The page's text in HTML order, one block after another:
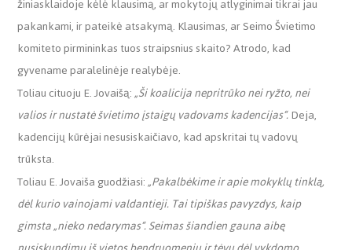
žiniasklaidoje kėlė klausimą, ar mokytojų atlyginimai tikrai jau
pakankami, ir pateikė atsakymą. Klausimas, ar Seimo Švietimo
komiteto pirmininkas tuos straipsnius skaito? Atrodo, kad
gyvename paralelinėje realybėje.
Toliau cituoju E. Jovaišą:„Ši koalicija nepritrūko nei ryžto, nei
valios ir nustatė švietimo įstaigų vadovams kadencijas“.Deja,
kadencijų kūrėjai nesusiskaičiavo, kad apskritai tų vadovų
trūksta.
Toliau E. Jovaiša guodžiasi:„Pakalbėkime ir apie mokyklų tinklą,
dėl kurio vainojami valdantieji. Tai tipiškas pavyzdys, kaip
gimsta „nieko nedarymas“. Seimas šiandien gauna aibę